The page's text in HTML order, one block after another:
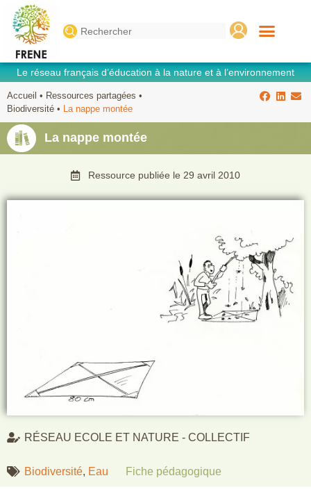
Search
for:
Le réseau français d’éducation à la nature et à l’environnement
Accueil • Ressources partagées •
Biodiversité • La nappe montée
La nappe montée
Ressource publiée le 29 avril 2010
RÉSEAU ECOLE ET NATURE - COLLECTIF
Biodiversité, Eau Fiche pédagogique